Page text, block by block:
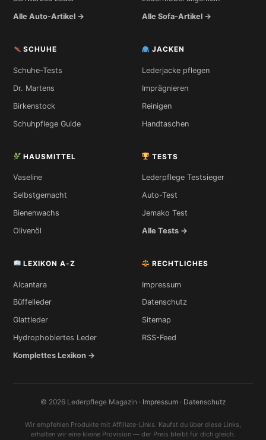
Alle Auto-Artikel →
Alle Sofa-Artikel →
SCHUHE
Schuhe-Tests
Dr. Martens
Birkenstock
Schuhpflege Guide
JACKEN
Lederjacke pflegen
Imprägnieren
Reinigen
Handtaschen
HAUSMITTEL
Vaseline
Selbstgemacht
Bienenwachs
Olivenöl
TESTS
Lederpflege Testsieger
Auto-Test
Jemako Test
Alle Tests →
LEXIKON A-Z
Alcantara
Büffelleder
Glattleder
Hydrophobiertes Leder
Komplettes Lexikon →
RECHTLICHES
Impressum
Datenschutz
Sitemap
RSS-Feed
© 2026 Lederpflege Magazin · Impressum · Datenschutz
Wir empfehlen Produkte mit Affiliate-Links. Kaufst du über diese Links,
erhalten wir eine kleine Provision — der Preis bleibt für dich gleich.